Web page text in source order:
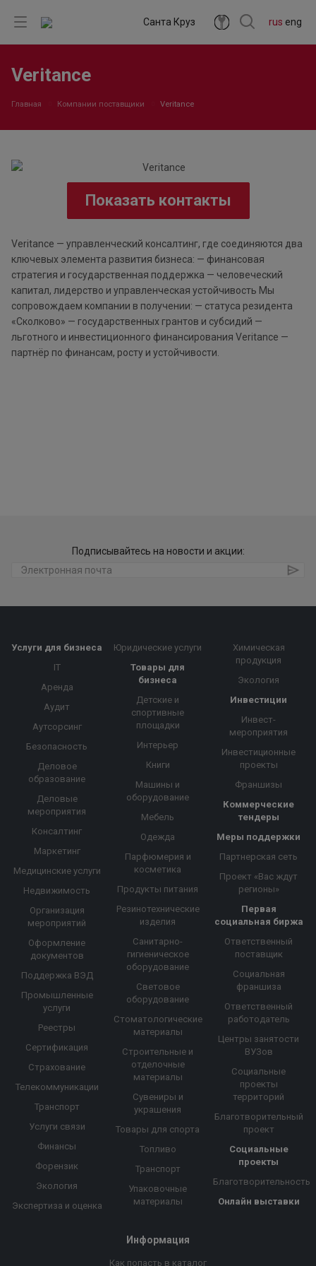
rus eng
Санта Круз
Veritance
Главная Компании поставщики Veritance
Показать контакты
Veritance — управленческий консалтинг, где соединяются два
ключевых элемента развития бизнеса: — финансовая
стратегия и государственная поддержка — человеческий
капитал, лидерство и управленческая устойчивость Мы
сопровождаем компании в получении: — статуса резидента
«Сколково» — государственных грантов и субсидий —
льготного и инвестиционного финансирования Veritance —
партнёр по финансам, росту и устойчивости.
Подписывайтесь на новости и акции:
Услуги для бизнеса
IT
Аренда
Аудит
Аутсорсинг
Безопасность
Деловое
образование
Деловые
мероприятия
Консалтинг
Маркетинг
Медицинские услуги
Недвижимость
Организация
мероприятий
Оформление
документов
Поддержка ВЭД
Промышленные
услуги
Реестры
Сертификация
Страхование
Телекоммуникации
Транспорт
Услуги связи
Финансы
Форензик
Экология
Экспертиза и оценка
Юридические услуги
Товары для
бизнеса
Детские и
спортивные
площадки
Интерьер
Книги
Машины и
оборудование
Мебель
Одежда
Парфюмерия и
косметика
Продукты питания
Резинотехнические
изделия
Санитарно-
гигиеническое
оборудование
Световое
оборудование
Стоматологические
материалы
Строительные и
отделочные
материалы
Сувениры и
украшения
Товары для спорта
Топливо
Транспорт
Упаковочные
материалы
Химическая
продукция
Экология
Инвестиции
Инвест-
мероприятия
Инвестиционные
проекты
Франшизы
Коммерческие
тендеры
Меры поддержки
Партнерская сеть
Проект «Вас ждут
регионы»
Первая
социальная биржа
Ответственный
поставщик
Социальная
франшиза
Ответственный
работодатель
Центры занятости
ВУЗов
Социальные
проекты
территорий
Благотворительный
проект
Социальные
проекты
Благотворительность
Онлайн выставки
Информация
Как попасть в каталог